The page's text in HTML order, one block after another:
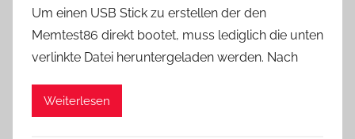
Um einen USB Stick zu erstellen der den
Memtest86 direkt bootet, muss lediglich die unten
verlinkte Datei heruntergeladen werden. Nach
Weiterlesen